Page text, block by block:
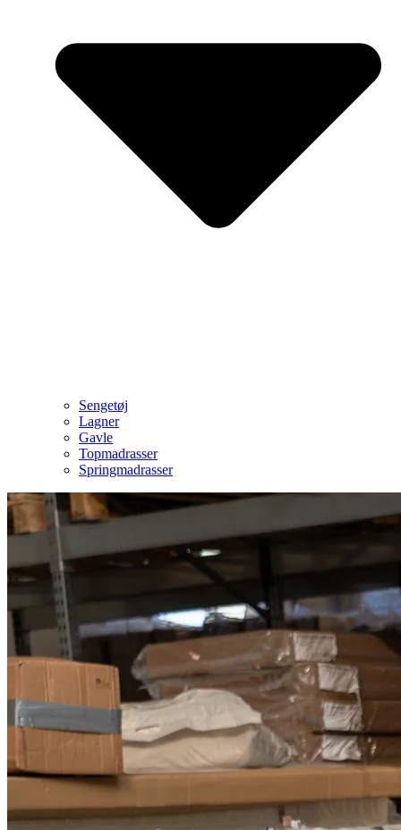
Sengetøj
Lagner
Gavle
Topmadrasser
Springmadrasser